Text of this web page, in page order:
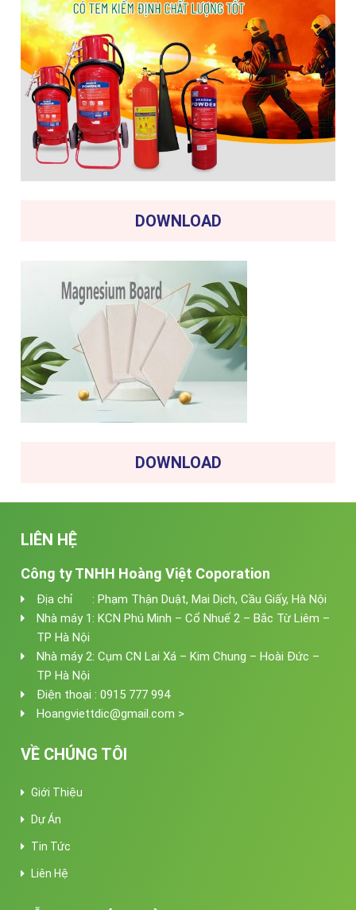
DOWNLOAD
DOWNLOAD
LIÊN HỆ
Công ty TNHH Hoàng Việt Coporation
Địa chỉ : Phạm Thận Duật, Mai Dịch, Cầu Giấy, Hà Nội
Nhà máy 1: KCN Phú Minh – Cổ Nhuế 2 – Bắc Từ Liêm –
TP Hà Nội
Nhà máy 2: Cụm CN Lai Xá – Kim Chung – Hoài Đức –
TP Hà Nội
Điện thoại : 0915 777 994
Hoangviettdic@gmail.com >
VỀ CHÚNG TÔI
Giới Thiệu
Dự Án
Tin Tức
Liên Hệ